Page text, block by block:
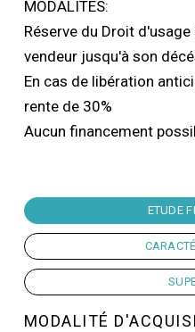
MODALITES:
Réserve du Droit
vendeur jusqu'à son
En cas de libération
rente de 30%
Aucun financement
ETUDE
MODALITÉ